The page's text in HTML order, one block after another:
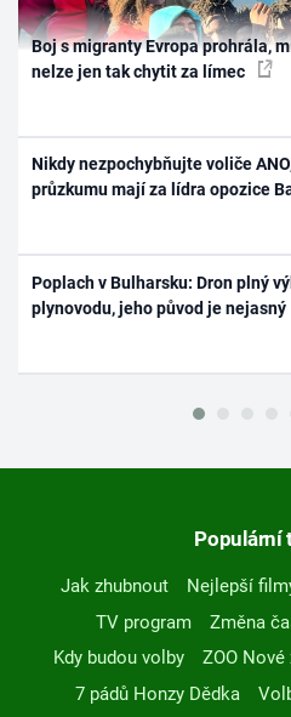
Boj s migranty Evropa prohrála,
nelze jen tak chytit za límec
Nikdy nezpochybňujte voliče
průzkumu mají za lídra opozice
Poplach v Bulharsku: Dron plný
plynovodu, jeho původ je nejasný
Populární
Jak zhubnout Nejlepší
TV program
Změna
Kdy budou volby
ZOO
7 pádů Honzy Dědka